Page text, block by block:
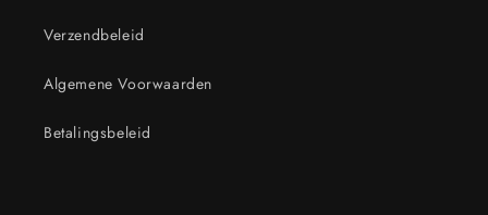
Verzendbeleid
Algemene Voorwaarden
Betalingsbeleid